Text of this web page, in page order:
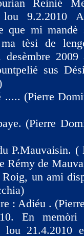
Reinié
lou 9.2.2010
que mi mandè
tèsi de
desèmbre
sus
..... (Pierre
(Pierre
P.Mauvaisin. (
Rémy de
Roig, un ami
: Adiéu .
En memòri
lou 21.4.2010